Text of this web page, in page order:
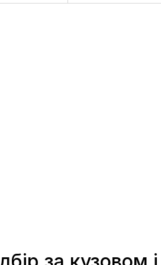
Права (пасажирська)